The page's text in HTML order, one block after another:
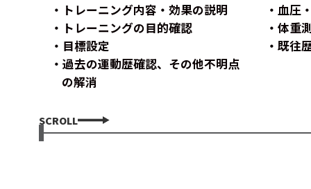
トレーニング内容・効果の説明
トレーニングの目的確認
目標設定
過去の運動歴確認、その他不明点
の解消
血圧
体重
既往
SCROLL